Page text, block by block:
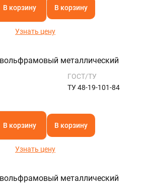
В корзину В корзину
Узнать цену
металлический
ГОСТ/ТУ
ТУ 48-19-101-84
В корзину В корзину
Узнать цену
металлический